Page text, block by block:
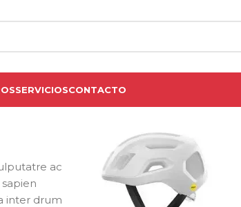
SERVICIOSCONTACTO
ac
inter drum